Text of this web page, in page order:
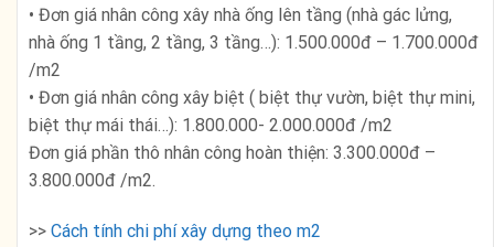
• Đơn giá nhân công xây nhà ống lên tầng (nhà gác lửng,
nhà ống 1 tầng, 2 tầng, 3 tầng…): 1.500.000đ – 1.700.000đ
/m2
• Đơn giá nhân công xây biệt ( biệt thự vườn, biệt thự mini,
biệt thự mái thái…): 1.800.000- 2.000.000đ /m2
Đơn giá phần thô nhân công hoàn thiện: 3.300.000đ –
3.800.000đ /m2.
>> Cách tính chi phí xây dựng theo m2